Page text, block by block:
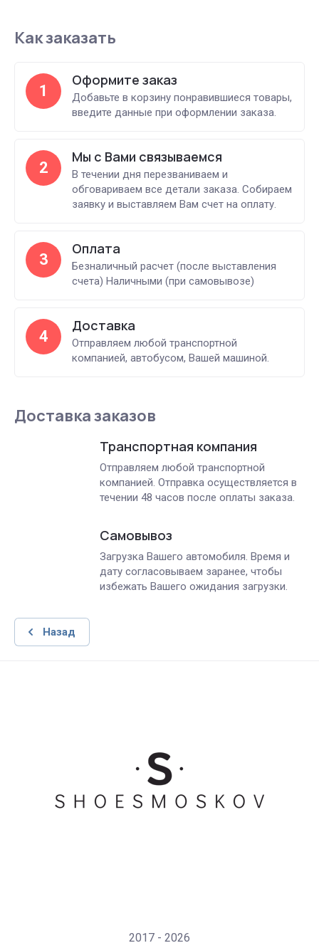
Как заказать
1
Оформите заказ
Добавьте в корзину понравившиеся товары,
введите данные при оформлении заказа.
2
Мы с Вами связываемся
В течении дня перезваниваем и
обговариваем все детали заказа. Собираем
заявку и выставляем Вам счет на оплату.
3
Оплата
Безналичный расчет (после выставления
счета) Наличными (при самовывозе)
4
Доставка
Отправляем любой транспортной
компанией, автобусом, Вашей машиной.
Доставка заказов
Транспортная компания
Отправляем любой транспортной
компанией. Отправка осуществляется в
течении 48 часов после оплаты заказа.
Самовывоз
Загрузка Вашего автомобиля. Время и
дату согласовываем заранее, чтобы
избежать Вашего ожидания загрузки.
Назад
2017 - 2026